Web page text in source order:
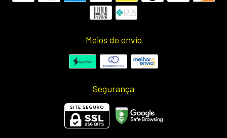
Meios de envio
Segurança